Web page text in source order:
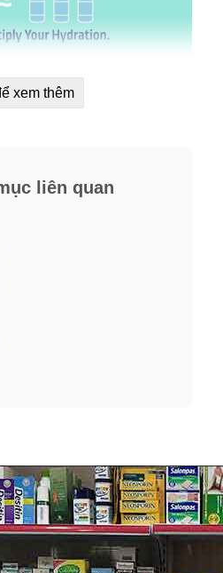
chọn IV Liquid để
gấp 2-3 lần nếu ban chỉ
xem thêm
liên quan